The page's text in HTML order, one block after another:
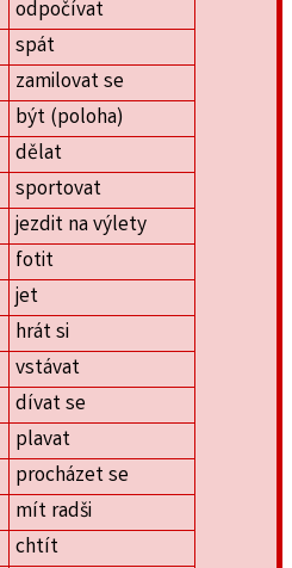
odpočívat
spát
zamilovat se
být (poloha)
dělat
sportovat
jezdit na výlety
fotit
jet
hrát si
vstávat
dívat se
plavat
procházet se
mít radši
chtít